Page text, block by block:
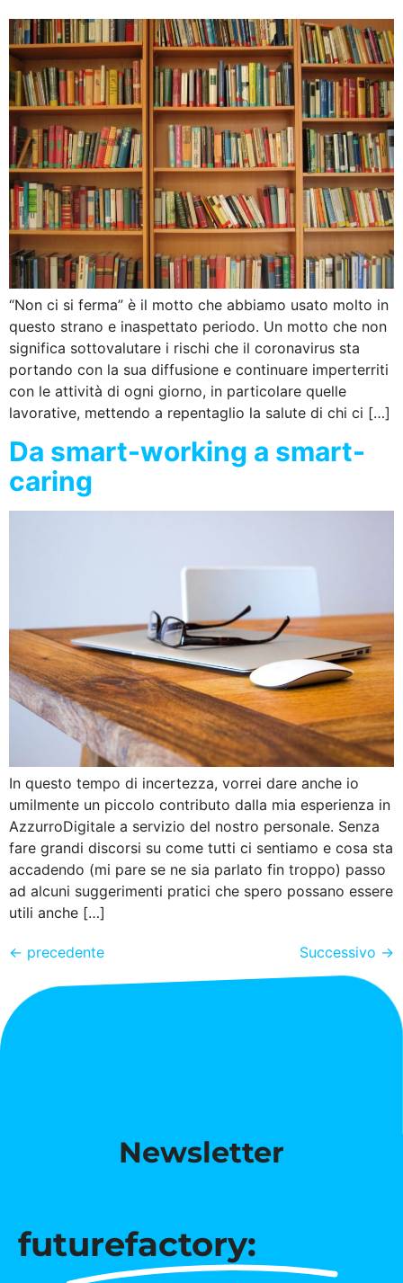
“Non ci si ferma” è il motto che abbiamo usato molto in
questo strano e inaspettato periodo. Un motto che non
significa sottovalutare i rischi che il coronavirus sta
portando con la sua diffusione e continuare imperterriti
con le attività di ogni giorno, in particolare quelle
lavorative, mettendo a repentaglio la salute di chi ci […]
Da smart-working a smart-
caring
In questo tempo di incertezza, vorrei dare anche io
umilmente un piccolo contributo dalla mia esperienza in
AzzurroDigitale a servizio del nostro personale. Senza
fare grandi discorsi su come tutti ci sentiamo e cosa sta
accadendo (mi pare se ne sia parlato fin troppo) passo
ad alcuni suggerimenti pratici che spero possano essere
utili anche […]
← precedente Successivo →
Newsletter
futurefactory: